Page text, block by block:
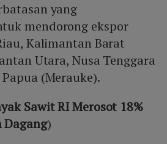
yang
mendorong ekspor
Kalimantan Barat
Utara, Nusa Tenggara
(Merauke).
Sawit RI Merosot 18%
)